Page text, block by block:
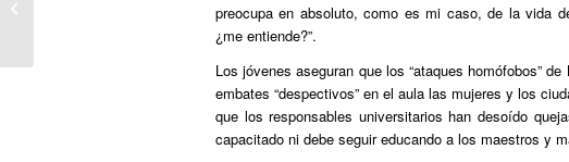
preocupa en absoluto, como es mi caso, de la vida
¿me entiende?”.
Los jóvenes aseguran que los “ataques homófobos”
embates “despectivos” en el aula las mujeres y los
que los responsables universitarios han desoído
capacitado ni debe seguir educando a los maestros y